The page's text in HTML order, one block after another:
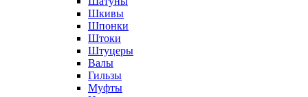
Шкивы
Шпонки
Штоки
Штуцеры
Валы
Гильзы
Муфты